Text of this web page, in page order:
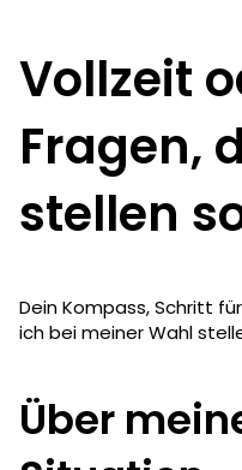
Vollzeit
Fragen,
stellen
Dein Kompass, Schritt
ich bei meiner Wahl
Über